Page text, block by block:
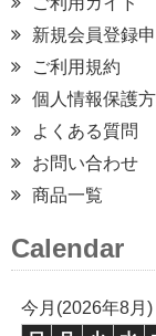
新規会員登録
ご利用規約
個人情報保護
よくある質問
お問い合わせ
商品一覧
Calendar
今月(2026年8月)